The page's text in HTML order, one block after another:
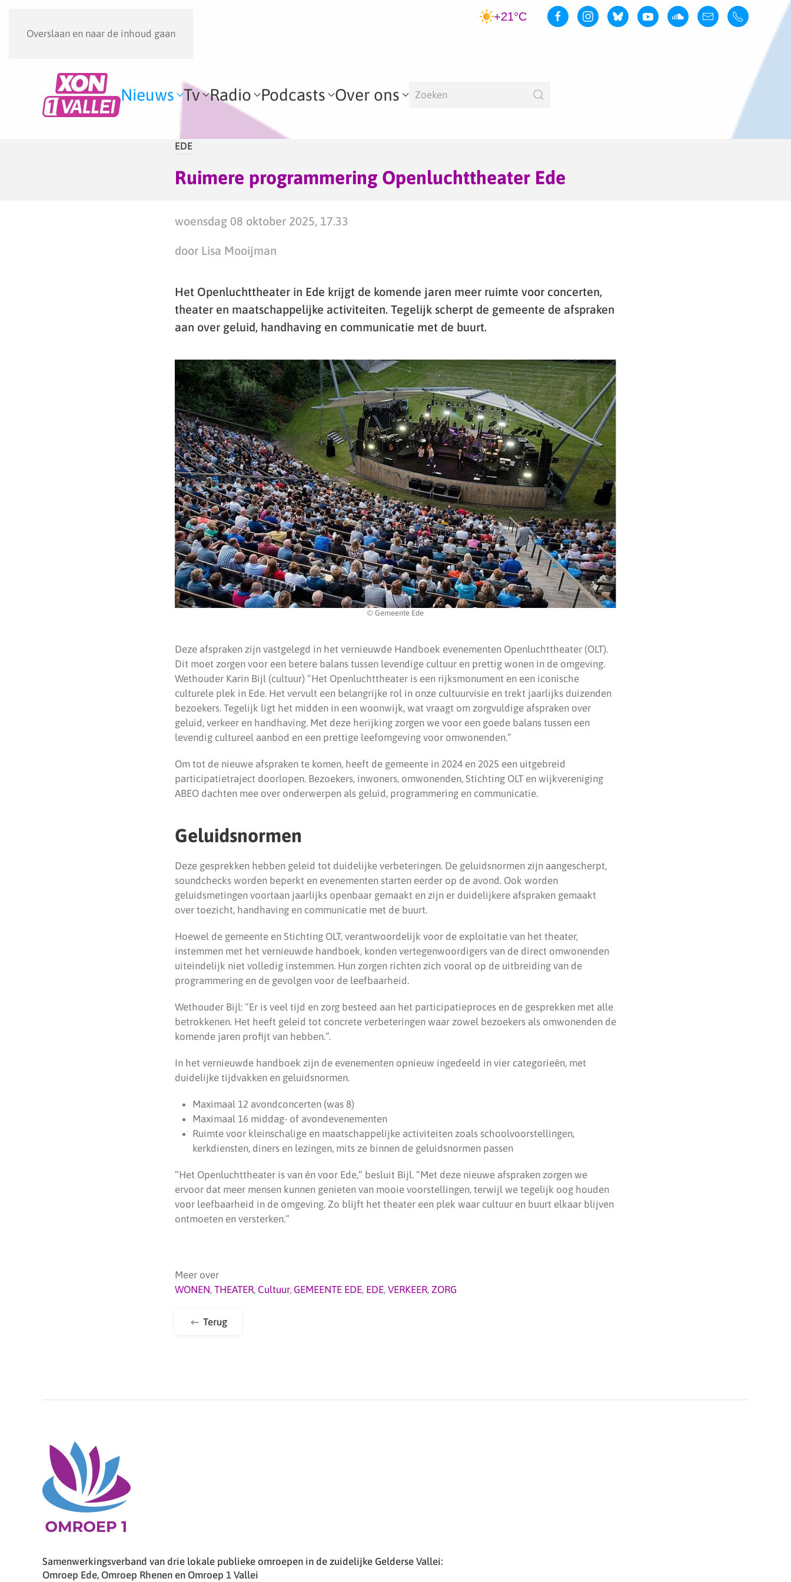
Overslaan en naar de inhoud gaan
+21°C
Nieuws Tv Radio Podcasts Over ons
EDE
Ruimere programmering Openluchttheater Ede
woensdag 08 oktober 2025, 17.33
door Lisa Mooijman
Het Openluchttheater in Ede krijgt de komende jaren meer ruimte voor concerten,
theater en maatschappelijke activiteiten. Tegelijk scherpt de gemeente de afspraken
aan over geluid, handhaving en communicatie met de buurt.
© Gemeente Ede
Deze afspraken zijn vastgelegd in het vernieuwde Handboek evenementen Openluchttheater (OLT).
Dit moet zorgen voor een betere balans tussen levendige cultuur en prettig wonen in de omgeving.
Wethouder Karin Bijl (cultuur) “Het Openluchttheater is een rijksmonument en een iconische
culturele plek in Ede. Het vervult een belangrijke rol in onze cultuurvisie en trekt jaarlijks duizenden
bezoekers. Tegelijk ligt het midden in een woonwijk, wat vraagt om zorgvuldige afspraken over
geluid, verkeer en handhaving. Met deze herijking zorgen we voor een goede balans tussen een
levendig cultureel aanbod en een prettige leefomgeving voor omwonenden.”
Om tot de nieuwe afspraken te komen, heeft de gemeente in 2024 en 2025 een uitgebreid
participatietraject doorlopen. Bezoekers, inwoners, omwonenden, Stichting OLT en wijkvereniging
ABEO dachten mee over onderwerpen als geluid, programmering en communicatie.
Geluidsnormen
Deze gesprekken hebben geleid tot duidelijke verbeteringen. De geluidsnormen zijn aangescherpt,
soundchecks worden beperkt en evenementen starten eerder op de avond. Ook worden
geluidsmetingen voortaan jaarlijks openbaar gemaakt en zijn er duidelijkere afspraken gemaakt
over toezicht, handhaving en communicatie met de buurt.
Hoewel de gemeente en Stichting OLT, verantwoordelijk voor de exploitatie van het theater,
instemmen met het vernieuwde handboek, konden vertegenwoordigers van de direct omwonenden
uiteindelijk niet volledig instemmen. Hun zorgen richten zich vooral op de uitbreiding van de
programmering en de gevolgen voor de leefbaarheid.
Wethouder Bijl: “Er is veel tijd en zorg besteed aan het participatieproces en de gesprekken met alle
betrokkenen. Het heeft geleid tot concrete verbeteringen waar zowel bezoekers als omwonenden de
komende jaren profijt van hebben.”.
In het vernieuwde handboek zijn de evenementen opnieuw ingedeeld in vier categorieën, met
duidelijke tijdvakken en geluidsnormen.
Maximaal 12 avondconcerten (was 8)
Maximaal 16 middag- of avondevenementen
Ruimte voor kleinschalige en maatschappelijke activiteiten zoals schoolvoorstellingen,
kerkdiensten, diners en lezingen, mits ze binnen de geluidsnormen passen
“Het Openluchttheater is van én voor Ede,” besluit Bijl. “Met deze nieuwe afspraken zorgen we
ervoor dat meer mensen kunnen genieten van mooie voorstellingen, terwijl we tegelijk oog houden
voor leefbaarheid in de omgeving. Zo blijft het theater een plek waar cultuur en buurt elkaar blijven
ontmoeten en versterken.”
Meer over
WONEN, THEATER, Cultuur, GEMEENTE EDE, EDE, VERKEER, ZORG
Terug
Samenwerkingsverband van drie lokale publieke omroepen in de zuidelijke Gelderse Vallei:
Omroep Ede, Omroep Rhenen en Omroep 1 Vallei